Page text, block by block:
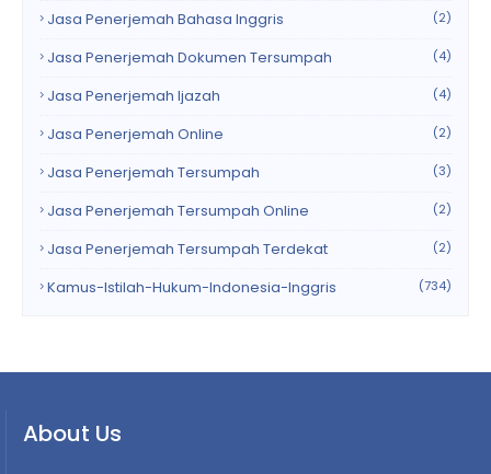
Jasa Penerjemah Bahasa Inggris (2)
Jasa Penerjemah Dokumen Tersumpah (4)
Jasa Penerjemah Ijazah (4)
Jasa Penerjemah Online (2)
Jasa Penerjemah Tersumpah (3)
Jasa Penerjemah Tersumpah Online (2)
Jasa Penerjemah Tersumpah Terdekat (2)
Kamus-Istilah-Hukum-Indonesia-Inggris (734)
About Us